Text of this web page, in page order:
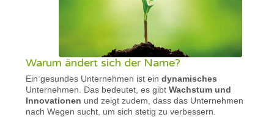
Warum ändert sich der Name?
Ein gesundes Unternehmen ist eindynamisches
Unternehmen. Das bedeutet, es gibtWachstum und
Innovationen und zeigt zudem, dass das Unternehmen
nach Wegen sucht, um sich stetig zu verbessern.